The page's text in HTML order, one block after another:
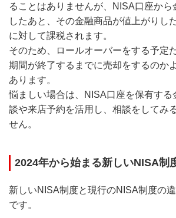
ることはありませんが、NISA口座から
したあと、その金融商品が値上がりし
に対して課税されます。
そのため、ロールオーバーをする予定
期間が終了するまでに売却をするのか
あります。
悩ましい場合は、NISA口座を保有する
談や来店予約を活用し、相談をしてみ
せん。
2024年から始まる新しいNISA制
新しいNISA制度と現行のNISA制度の
です。